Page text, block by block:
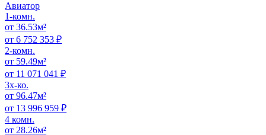
Авиатор
1-комн.
от 36.53м²
от 6 752 353 ₽
2-комн.
от 59.49м²
от 11 071 041 ₽
3x-ко.
от 96.47м²
от 13 996 959 ₽
4 комн.
от 28.26м²